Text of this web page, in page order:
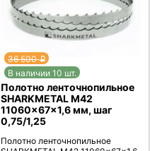
36 500p
В наличии 10 шт.
Полотно ленточнопильное
SHARKMETAL M42
11060×67×1,6 мм, шаг
0,75/1,25
Полотно ленточнопильное